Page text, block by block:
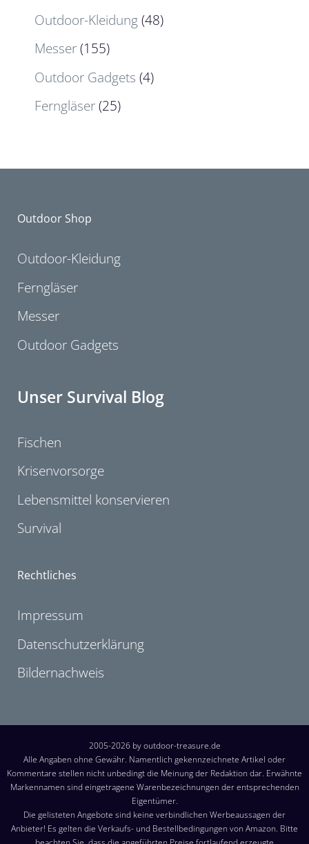
Outdoor-Kleidung(48)
Messer(155)
Outdoor Gadgets (4)
Ferngläser(25)
Outdoor Shop
Outdoor-Kleidung
Ferngläser
Messer
Outdoor Gadgets
Unser Survival Blog
Fischen
Krisenvorsorge
Lebensmittel konservieren
Survival
Rechtliches
Impressum
Datenschutzerklärung
Bildernachweis
2005-2026 by outdoor-treasure.de
Alle Angaben ohne Gewähr. Namentlich gekennzeichnete Artikel oder
Kommentare stellen nicht unbedingt die Meinung der Redaktion dar. Erwähnte
Markennamen sind eingetragene Warenbezeichnungen der entsprechenden
Eigentümer.
Die gelisteten Angebote sind keine verbindlichen Werbeaussagen der
Anbieter! Es gelten die Verkaufs- und Bestellbedingungen von Amazon. Bitte